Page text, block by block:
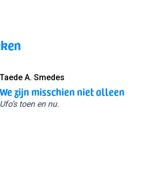
Taede A. Smedes
We zijn misschien niet alleen
Ufo’s toen en nu.